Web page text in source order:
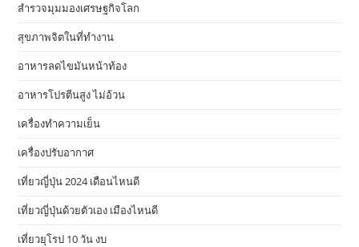
สำรวจมุมมองเศรษฐกิจโลก
สุขภาพจิตในที่ทำงาน
อาหารลดไขมันหน้าท้อง
อาหารโปรตีนสูง ไม่อ้วน
เครื่องทำความเย็น
เครื่องปรับอากาศ
เที่ยวญี่ปุ่น 2024 เดือนไหนดี
เที่ยวญี่ปุ่นด้วยตัวเอง เมืองไหนดี
เที่ยวยุโรป 10 วัน งบ